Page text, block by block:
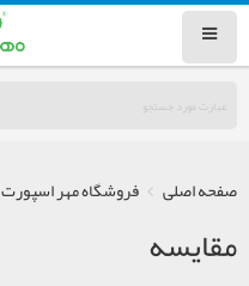
صفحه اصلی فروشگاه مهر اسپورت
مقایسه